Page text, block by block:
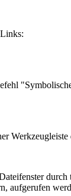
aufgerufen